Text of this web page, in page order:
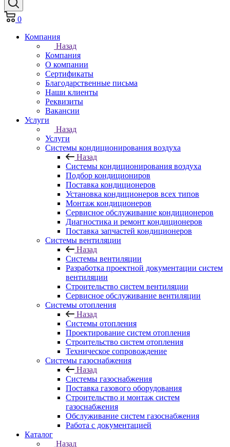
0
Компания
Назад
Компания
О компании
Сертификаты
Благодарственные письма
Наши клиенты
Реквизиты
Вакансии
Услуги
Назад
Услуги
Системы кондиционирования воздуха
Назад
Системы кондиционирования воздуха
Подбор кондициониров
Поставка кондиционеров
Установка кондиционеров всех типов
Монтаж кондиционеров
Сервисное обслуживание кондиционеров
Диагностика и ремонт кондиционеров
Поставка запчастей кондиционеров
Системы вентиляции
Назад
Системы вентиляции
Разработка проектной документации систем
вентиляции
Строительство систем вентиляции
Сервисное обслуживание вентиляции
Системы отопления
Назад
Системы отопления
Проектирование систем отопления
Строительство систем отопления
Техническое сопровождение
Системы газоснабжения
Назад
Системы газоснабжения
Поставка газового оборудования
Строительство и монтаж систем
газоснабжения
Обслуживание систем газоснабжения
Работа с документацией
Каталог
Назад